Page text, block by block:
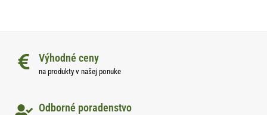
Výhodné ceny
na produkty v našej ponuke
Odborné poradenstvo